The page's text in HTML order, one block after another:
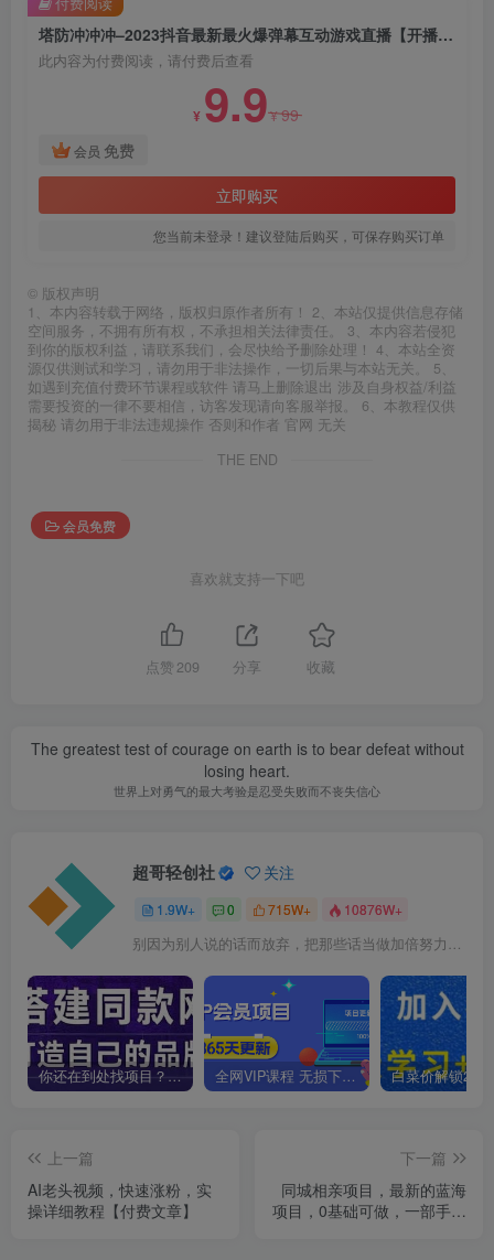
塔防冲冲冲–2023抖音最新最火爆弹幕互动游戏直播【开播教程+起号教程+对接报白等】
此内容为付费阅读，请付费后查看
¥ 9.9¥99
会员 免费
立即购买
您当前未登录！建议登陆后购买，可保存购买订单
© 版权声明
1、本内容转载于网络，版权归原作者所有！ 2、本站仅提供信息存储
空间服务，不拥有所有权，不承担相关法律责任。 3、本内容若侵犯
到你的版权利益，请联系我们，会尽快给予删除处理！ 4、本站全资
源仅供测试和学习，请勿用于非法操作，一切后果与本站无关。 5、
如遇到充值付费环节课程或软件 请马上删除退出 涉及自身权益/利益
需要投资的一律不要相信，访客发现请向客服举报。 6、本教程仅供
揭秘 请勿用于非法违规操作 否则和作者 官网 无关
THE END
会员免费
喜欢就支持一下吧
点赞 209 分享 收藏
The greatest test of courage on earth is to bear defeat without
losing heart.
世界上对勇气的最大考验是忍受失败而不丧失信心
超哥轻创社 关注
1.9W+ 0 715W+ 10876W+
别因为别人说的话而放弃，把那些话当做加倍努力的动力
你还在到处找项目？还在当韭菜？我靠卖项目一个月收入5万+，曾经我也是个失败者。 全网VIP课程 无损下载~
上一篇
AI老头视频，快速涨粉，实
操详细教程【付费文章】
下一篇
同城相亲项目，最新的蓝海
项目，0基础可做，一部手机